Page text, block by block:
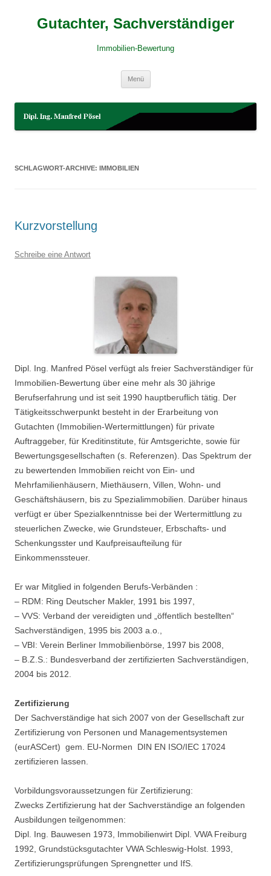
Gutachter, Sachverständiger
Immobilien-Bewertung
Menü Zum
springen
SCHLAGWORT-ARCHIVE: IMMOBILIEN
Kurzvorstellung
Schreibe eine Antwort
Dipl. Ing. Manfred Pösel verfügt als freier Sachverständiger für
Immobilien-Bewertung über eine mehr als 30 jährige
Berufserfahrung und ist seit 1990 hauptberuflich tätig. Der
Tätigkeitsschwerpunkt besteht in der Erarbeitung von
Gutachten (Immobilien-Wertermittlungen) für private
Auftraggeber, für Kreditinstitute, für Amtsgerichte, sowie für
Bewertungsgesellschaften (s. Referenzen). Das Spektrum der
zu bewertenden Immobilien reicht von Ein- und
Mehrfamilienhäusern, Miethäusern, Villen, Wohn- und
Geschäftshäusern, bis zu Spezialimmobilien. Darüber hinaus
verfügt er über Spezialkenntnisse bei der Wertermittlung zu
steuerlichen Zwecke, wie Grundsteuer, Erbschafts- und
Schenkungsster und Kaufpreisaufteilung für
Einkommenssteuer.
Er war Mitglied in folgenden Berufs-Verbänden :
– RDM: Ring Deutscher Makler, 1991 bis 1997,
– VVS: Verband der vereidigten und „öffentlich bestellten“
Sachverständigen, 1995 bis 2003 a.o.,
– VBI: Verein Berliner Immobilienbörse, 1997 bis 2008,
– B.Z.S.: Bundesverband der zertifizierten Sachverständigen,
2004 bis 2012.
Zertifizierung
Der Sachverständige hat sich 2007 von der Gesellschaft zur
Zertifizierung von Personen und Managementsystemen
(eurASCert) gem. EU-Normen DIN EN ISO/IEC 17024
zertifizieren lassen.
Vorbildungsvoraussetzungen für Zertifizierung:
Zwecks Zertifizierung hat der Sachverständige an folgenden
Ausbildungen teilgenommen:
Dipl. Ing. Bauwesen 1973, Immobilienwirt Dipl. VWA Freiburg
1992, Grundstücksgutachter VWA Schleswig-Holst. 1993,
Zertifizierungsprüfungen Sprengnetter und IfS.